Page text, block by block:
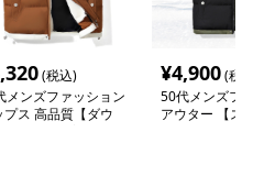
(税込)
メンズファッション
プス 高品質【ダウ
¥4,900(税
50代メンズフ
アウター 【ス